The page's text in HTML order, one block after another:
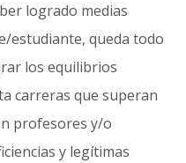
logrado medias
estudiante, queda todo
los equilibrios
carreras que superan
profesores y/o
y legítimas